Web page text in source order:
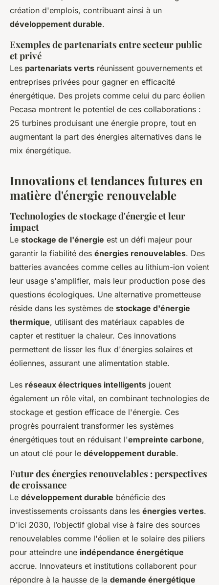
création d'emplois, contribuant ainsi à un
développement durable.
Exemples de partenariats entre secteur public
et privé
Les partenariats verts réunissent gouvernements et
entreprises privées pour gagner en efficacité
énergétique. Des projets comme celui du parc éolien
Pecasa montrent le potentiel de ces collaborations :
25 turbines produisant une énergie propre, tout en
augmentant la part des énergies alternatives dans le
mix énergétique.
Innovations et tendances futures en
matière d'énergie renouvelable
Technologies de stockage d'énergie et leur
impact
Le stockage de l'énergie est un défi majeur pour
garantir la fiabilité des énergies renouvelables. Des
batteries avancées comme celles au lithium-ion voient
leur usage s'amplifier, mais leur production pose des
questions écologiques. Une alternative prometteuse
réside dans les systèmes de stockage d'énergie
thermique, utilisant des matériaux capables de
capter et restituer la chaleur. Ces innovations
permettent de lisser les flux d'énergies solaires et
éoliennes, assurant une alimentation stable.
Les réseaux électriques intelligents jouent
également un rôle vital, en combinant technologies de
stockage et gestion efficace de l'énergie. Ces
progrès pourraient transformer les systèmes
énergétiques tout en réduisant l'empreinte carbone,
un atout clé pour le développement durable.
Futur des énergies renouvelables : perspectives
de croissance
Le développement durable bénéficie des
investissements croissants dans les énergies vertes.
D'ici 2030, l’objectif global vise à faire des sources
renouvelables comme l'éolien et le solaire des piliers
pour atteindre une indépendance énergétique
accrue. Innovateurs et institutions collaborent pour
répondre à la hausse de la demande énergétique